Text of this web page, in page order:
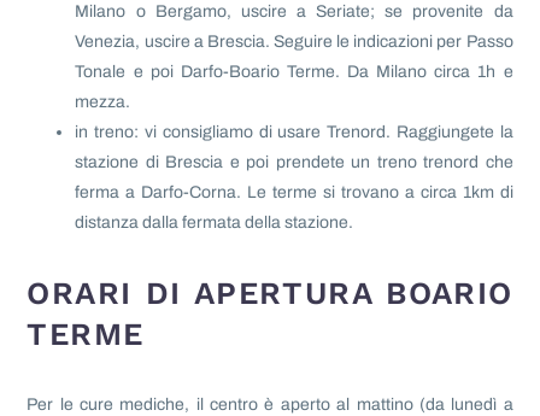
Milano o Bergamo, uscire a Seriate; se provenite da
Venezia, uscire a Brescia. Seguire le indicazioni per Passo
Tonale e poi Darfo-Boario Terme. Da Milano circa 1h e
mezza.
in treno: vi consigliamo di usare Trenord. Raggiungete la
stazione di Brescia e poi prendete un treno trenord che
ferma a Darfo-Corna. Le terme si trovano a circa 1km di
distanza dalla fermata della stazione.
ORARI DI APERTURA BOARIO
TERME
Per le cure mediche, il centro è aperto al mattino (da lunedì a